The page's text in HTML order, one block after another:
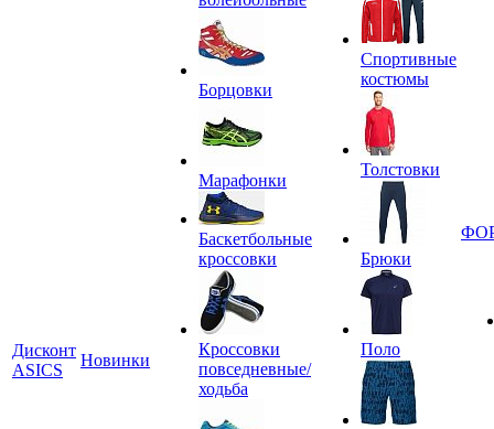
Дисконт
ASICS
Новинки
Борцовки
Марафонки
Баскетбольные
кроссовки
Кроссовки
повседневные/
ходьба
Спортивные
костюмы
Толстовки
Брюки
Поло